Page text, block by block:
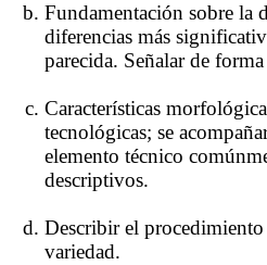
Fundamentación sobre la
diferencias más
parecida. Señalar de
Características
tecnológicas; se
elemento técnico
descriptivos.
Describir el
variedad.